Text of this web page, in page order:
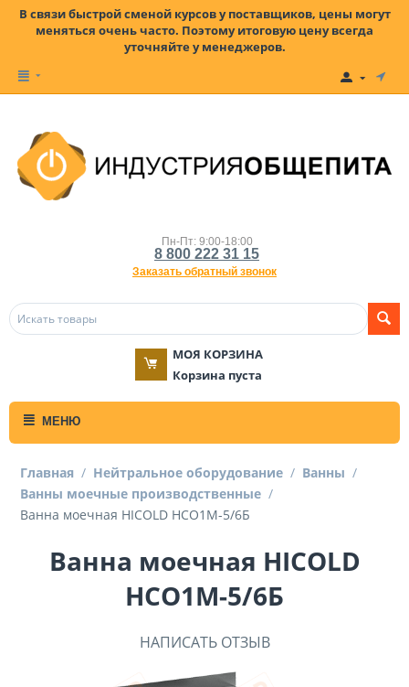
В связи быстрой сменой курсов у поставщиков, цены могут
меняться очень часто. Поэтому итоговую цену всегда
уточняйте у менеджеров.
Пн-Пт: 9:00-18:00
8 800 222 31 15
Заказать обратный звонок
МОЯ КОРЗИНА
Корзина пуста
МЕНЮ
Главная / Нейтральное оборудование / Ванны /
Ванны моечные производственные /
Ванна моечная HICOLD НСО1М-5/6Б
Ванна моечная HICOLD
НСО1М-5/6Б
НАПИСАТЬ ОТЗЫВ